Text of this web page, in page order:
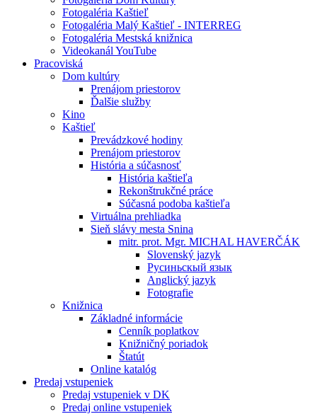
Fotogaléria Kaštieľ
Fotogaléria Malý Kaštieľ - INTERREG
Fotogaléria Mestská knižnica
Videokanál YouTube
Pracoviská
Dom kultúry
Prenájom priestorov
Ďalšie služby
Kino
Kaštieľ
Prevádzkové hodiny
Prenájom priestorov
História a súčasnosť
História kaštieľa
Rekonštrukčné práce
Súčasná podoba kaštieľa
Virtuálna prehliadka
Sieň slávy mesta Snina
mitr. prot. Mgr. MICHAL HAVERČÁK
Slovenský jazyk
Русиньскый язык
Anglický jazyk
Fotografie
Knižnica
Základné informácie
Cenník poplatkov
Knižničný poriadok
Štatút
Online katalóg
Predaj vstupeniek
Predaj vstupeniek v DK
Predaj online vstupeniek